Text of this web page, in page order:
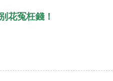
花冤枉錢！